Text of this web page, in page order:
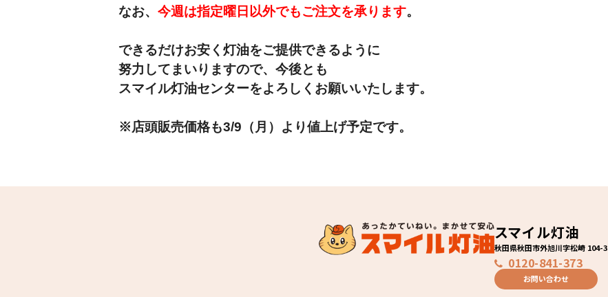
なお、 今週は指定曜日以外でもご注文を承ります。
できるだけお安く灯油をご提供できるように
努力してまいりますので、今後とも
スマイル灯油センターをよろしくお願いいたします。
※店頭販売価格も3/9（月）より値上げ予定です。
スマイル灯油
秋田県秋田市外旭川字松崎 104-3
0120-841-373
お問い合わせ